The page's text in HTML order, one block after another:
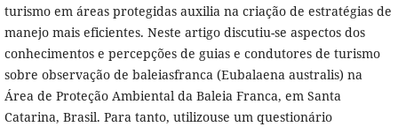
turismo em áreas protegidas auxilia na criação de estratégias de
manejo mais eficientes. Neste artigo discutiu-se aspectos dos
conhecimentos e percepções de guias e condutores de turismo
sobre observação de baleiasfranca (Eubalaena australis) na
Área de Proteção Ambiental da Baleia Franca, em Santa
Catarina, Brasil. Para tanto, utilizouse um questionário